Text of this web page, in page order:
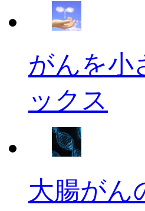
がんを
ックス
大腸がん